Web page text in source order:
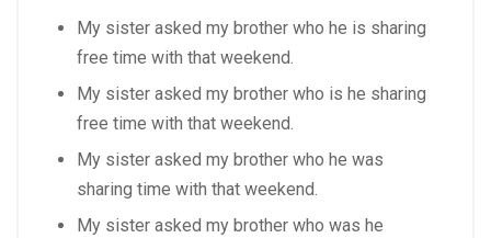
My sister asked my brother who he is sharing
free time with that weekend.
My sister asked my brother who is he sharing
free time with that weekend.
My sister asked my brother who he was
sharing time with that weekend.
My sister asked my brother who was he